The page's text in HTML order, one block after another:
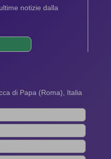
notizie dalla
di Papa (Roma), Italia